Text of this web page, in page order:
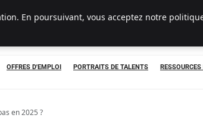
OFFRES D'EMPLOI PORTRAITS DE TALENTS
en 2025 ?
En poursuivant, vous acceptez notre